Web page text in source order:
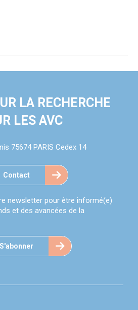
LA RECHERCHE
LES AVC
75674 PARIS Cedex 14
Contact
newsletter pour être informé(e)
et des avancées de la
S'abonner